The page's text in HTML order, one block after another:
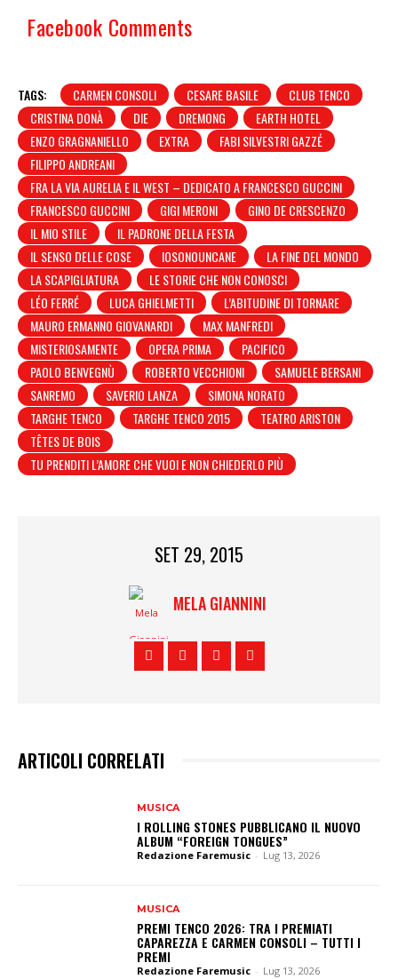
Facebook Comments
TAGS: CARMEN CONSOLI CESARE BASILE
CLUB TENCO
CRISTINA DONÀ
DIE DREMONG
EARTH HOTEL
ENZO GRAGNANIELLO
EXTRA
FABI SILVESTRI GAZZÉ
FILIPPO ANDREANI
FRA LA VIA AURELIA E IL WEST – DEDICATO A FRANCESCO GUCCINI
FRANCESCO GUCCINI
GIGI MERONI
GINO DE CRESCENZO
IL MIO STILE
IL PADRONE DELLA FESTA
IL SENSO DELLE COSE
IOSONOUNCANE
LA FINE DEL MONDO
LA SCAPIGLIATURA
LE STORIE CHE NON CONOSCI
LÉO FERRÉ
LUCA GHIELMETTI
L’ABITUDINE DI TORNARE
MAURO ERMANNO GIOVANARDI
MAX MANFREDI
MISTERIOSAMENTE
OPERA PRIMA
PACIFICO
PAOLO BENVEGNÙ
ROBERTO VECCHIONI
SAMUELE BERSANI
SANREMO
SAVERIO LANZA
SIMONA NORATO
TARGHE TENCO
TARGHE TENCO 2015
TEATRO ARISTON
TÊTES DE BOIS
TU PRENDITI L’AMORE CHE VUOI E NON CHIEDERLO PIÙ
SET 29, 2015
MELA GIANNINI
ARTICOLI CORRELATI
MUSICA
I ROLLING STONES PUBBLICANO IL NUOVO
ALBUM “FOREIGN TONGUES”
Redazione Faremusic - Lug 13, 2026
MUSICA
PREMI TENCO 2026: TRA I PREMIATI
CAPAREZZA E CARMEN CONSOLI – TUTTI I
PREMI
Redazione Faremusic - Lug 13, 2026